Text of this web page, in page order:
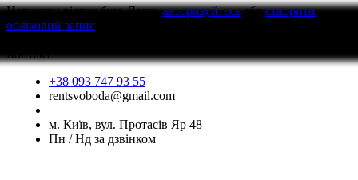
Написати відгукбудь Ласкаавторизуйтесьабостворити
обліковий запис
Контакт
+38 093 747 93 55
rentsvoboda@gmail.com
м. Київ, вул. Протасів Яр 48
Пн / Нд за дзвінком